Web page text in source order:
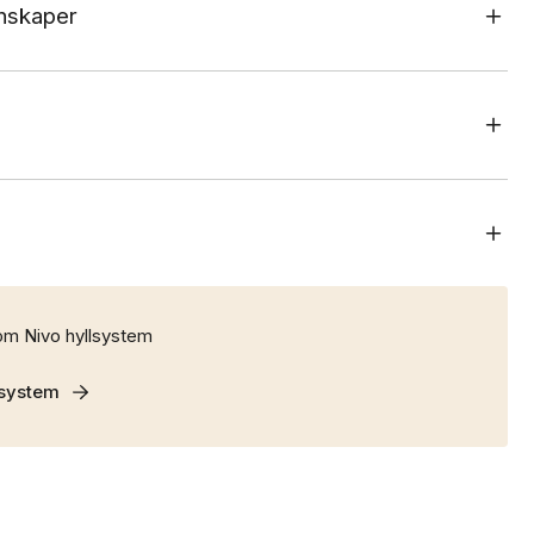
Nivo hyllsystem